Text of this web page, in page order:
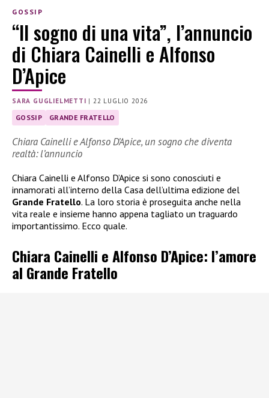
GOSSIP
“Il sogno di una vita”, l’annuncio
di Chiara Cainelli e Alfonso
D’Apice
SARA GUGLIELMETTI |22 LUGLIO 2026
GOSSIP GRANDE FRATELLO
Chiara Cainelli e Alfonso D’Apice, un sogno che diventa
realtà: l’annuncio
Chiara Cainelli e Alfonso D’Apice si sono conosciuti e
innamorati all’interno della Casa dell’ultima edizione del
Grande Fratello. La loro storia è proseguita anche nella
vita reale e insieme hanno appena tagliato un traguardo
importantissimo. Ecco quale.
Chiara Cainelli e Alfonso D’Apice: l’amore
al Grande Fratello